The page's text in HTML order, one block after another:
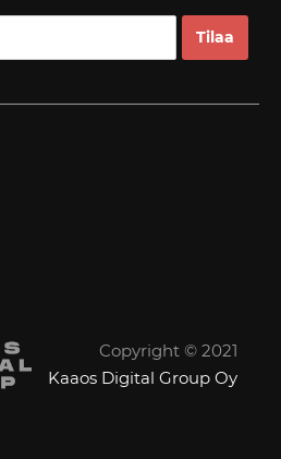
Copyright © 2021
Kaaos Digital Group Oy